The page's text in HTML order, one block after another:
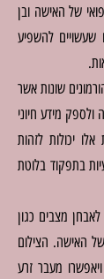
של האישה ובן
שעשויים להשפיע
שונות אשר
ולספק מידע חיוני
יכולות לזהות
בתפקוד בלוטת
מצבים כגון
האישה. הצילום
מעבר זרע